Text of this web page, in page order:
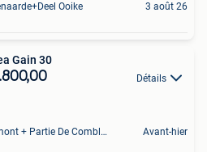
Ooike 3 août 26
Gain 30
Détails
Sprimont + Partie De Comblain-Au-Pont Avant-hier